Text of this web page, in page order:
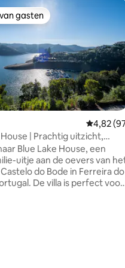
van 4,9 op 5, 166 recensies
gasten
gasten
4,82
House | Prachtig uitzicht,
sauna en fitnessruimte
Blue Lake House, een
uitje aan de oevers van
do Bode in Ferreira do
De villa is perfect voor